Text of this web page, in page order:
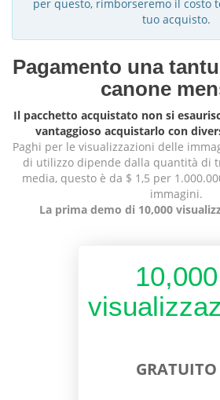
per questo, rimborseremo il costo
tuo acquisto.
Pagamento una
canone
Il pacchetto acquistato non si
vantaggioso acquistarlo con
Paghi per le visualizzazioni delle
di utilizzo dipende dalla quantità di
media, questo è da $ 1,5 per
immagini.
La prima demo di 10,000
10,000
GRATUITO